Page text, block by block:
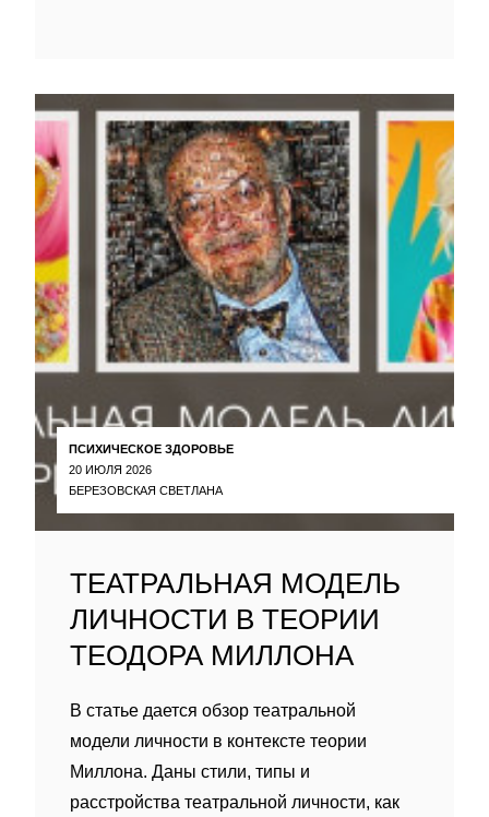
ПСИХИЧЕСКОЕ ЗДОРОВЬЕ
20 ИЮЛЯ 2026
БЕРЕЗОВСКАЯ СВЕТЛАНА
ТЕАТРАЛЬНАЯ МОДЕЛЬ
ЛИЧНОСТИ В ТЕОРИИ
ТЕОДОРА МИЛЛОНА
В статье дается обзор театральной
модели личности в контексте теории
Миллона. Даны стили, типы и
расстройства театральной личности, как